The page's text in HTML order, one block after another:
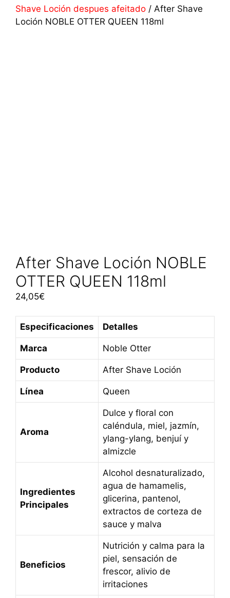
Shave Loción despues afeitado / After Shave
Loción NOBLE OTTER QUEEN 118ml
After Shave Loción NOBLE
OTTER QUEEN 118ml
24,05€
Especificaciones Detalles
Marca Noble Otter
Producto After Shave Loción
Línea Queen
Aroma
Dulce y floral con
caléndula, miel, jazmín,
ylang-ylang, benjuí y
almizcle
Ingredientes
Principales
Alcohol desnaturalizado,
agua de hamamelis,
glicerina, pantenol,
extractos de corteza de
sauce y malva
Beneficios
Nutrición y calma para la
piel, sensación de
frescor, alivio de
irritaciones